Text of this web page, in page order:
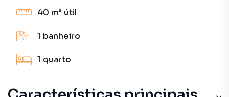
40 m² útil
1 banheiro
1 quarto